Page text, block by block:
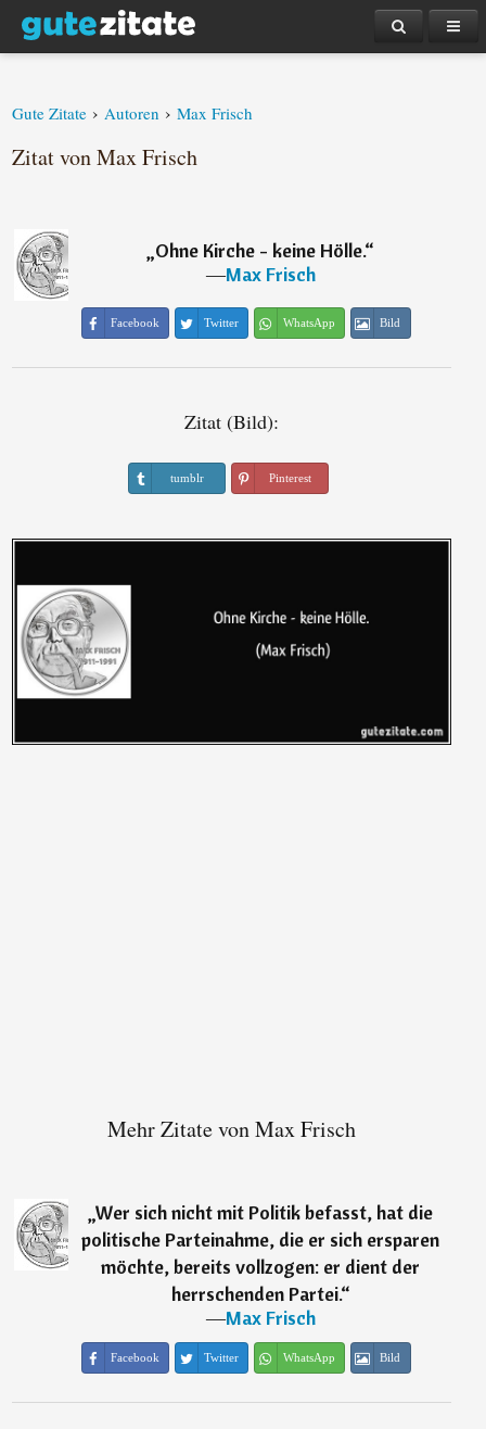
Gute Zitate › Autoren › Max Frisch
Zitat von Max Frisch
„Ohne Kirche - keine Hölle.“
―Max Frisch
Facebook Twitter WhatsApp Bild
Zitat (Bild):
tumblr Pinterest
Mehr Zitate von Max Frisch
„Wer sich nicht mit Politik befasst, hat die
politische Parteinahme, die er sich ersparen
möchte, bereits vollzogen: er dient der
herrschenden Partei.“
―Max Frisch
Facebook Twitter WhatsApp Bild